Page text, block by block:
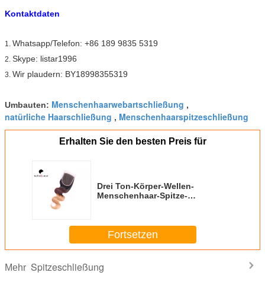
Kontaktdaten
1. Whatsapp/Telefon: +86 189 9835 5319
2. Skype: listar1996
3. Wir plaudern: BY18998355319
Umbauten: Menschenhaarwebartschließung ,
natürliche Haarschließung , Menschenhaarspitzeschließung
Erhalten Sie den besten Preis für
Drei Ton-Körper-Wellen-
Menschenhaar-Spitze-
Fortsetzen
Mehr Spitzeschließung